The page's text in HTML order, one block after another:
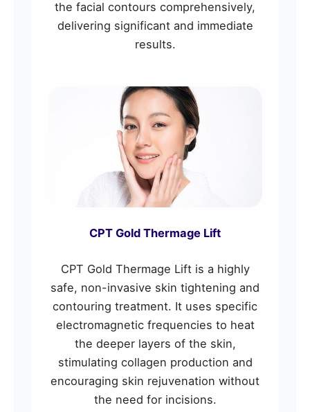
the facial contours comprehensively,
delivering significant and immediate
results.
CPT Gold Thermage Lift
CPT Gold Thermage Lift is a highly
safe, non-invasive skin tightening and
contouring treatment. It uses specific
electromagnetic frequencies to heat
the deeper layers of the skin,
stimulating collagen production and
encouraging skin rejuvenation without
the need for incisions.